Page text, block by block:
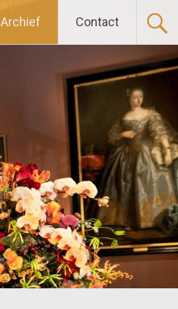
Archief Contact